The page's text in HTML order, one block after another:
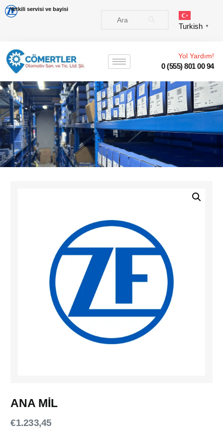
Yetkili servisi ve bayisi
Turkish ▼
Yol Yardım!
0 (555) 801 00 94
ANA MİL
€1.233,45